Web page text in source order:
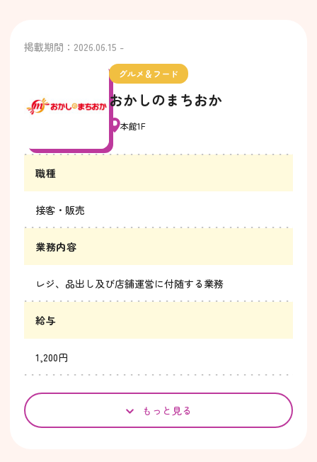
掲載期間：2026.06.15 -
グルメ＆フード
おかしのまちおか
本館1F
職種
接客・販売
業務内容
レジ、品出し及び店舗運営に付随する業務
給与
1,200円
もっと見る